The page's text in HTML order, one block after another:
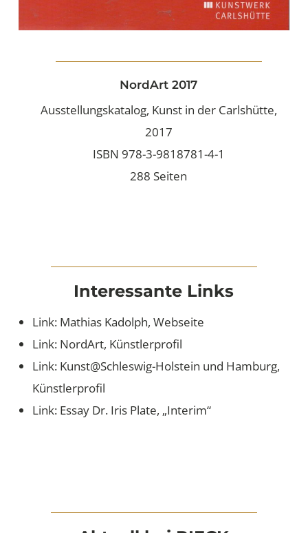
NordArt 2017
Ausstellungskatalog, Kunst in der Carlshütte,
2017
ISBN 978-3-9818781-4-1
288 Seiten
Interessante Links
Link: Mathias Kadolph, Webseite
Link: NordArt, Künstlerprofil
Link: Kunst@Schleswig-Holstein und Hamburg,
Künstlerprofil
Link: Essay Dr. Iris Plate, „Interim“